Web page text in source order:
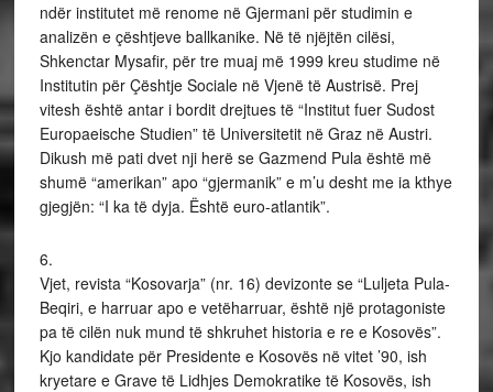
ndër institutet më renome në Gjermani për studimin e
analizën e çështjeve ballkanike. Në të njëjtën cilësi,
Shkenctar Mysafir, për tre muaj më 1999 kreu studime në
Institutin për Çështje Sociale në Vjenë të Austrisë. Prej
vitesh është antar i bordit drejtues të “Institut fuer Sudost
Europaeische Studien” të Universitetit në Graz në Austri.
Dikush më pati dvet nji herë se Gazmend Pula është më
shumë “amerikan” apo “gjermanik” e m’u desht me ia kthye
gjegjën: “I ka të dyja. Është euro-atlantik”.
6.
Vjet, revista “Kosovarja” (nr. 16) devizonte se “Luljeta Pula-
Beqiri, e harruar apo e vetëharruar, është një protagoniste
pa të cilën nuk mund të shkruhet historia e re e Kosovës”.
Kjo kandidate për Presidente e Kosovës në vitet ’90, ish
kryetare e Grave të Lidhjes Demokratike të Kosovës, ish